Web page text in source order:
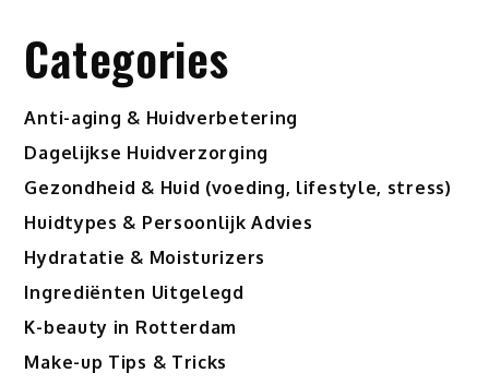
Categories
Anti-aging & Huidverbetering
Dagelijkse Huidverzorging
Gezondheid & Huid (voeding, lifestyle, stress)
Huidtypes & Persoonlijk Advies
Hydratatie & Moisturizers
Ingrediënten Uitgelegd
K-beauty in Rotterdam
Make-up Tips & Tricks